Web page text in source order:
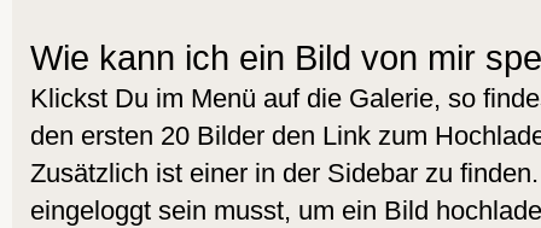
Wie kann ich ein Bild von mir
Klickst Du im Menü auf die Galerie, so
den ersten 20 Bilder den Link zum
Zusätzlich ist einer in der Sidebar zu
eingeloggt sein musst, um ein Bild